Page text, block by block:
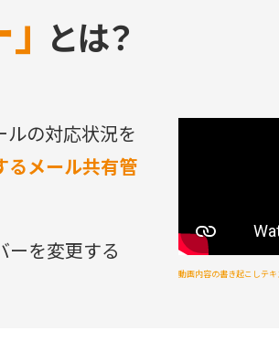
とは？
ルの対応状況を
るメール共有管
ーを変更する
動画内容の書き起こしテキ